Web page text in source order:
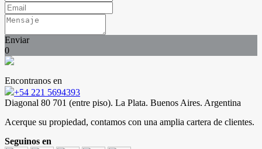
Enviar
0
Encontranos en
+54 221 5694393
Diagonal 80 701 (entre piso). La Plata. Buenos Aires. Argentina
Acerque su propiedad, contamos con una amplia cartera de clientes.
Seguinos en